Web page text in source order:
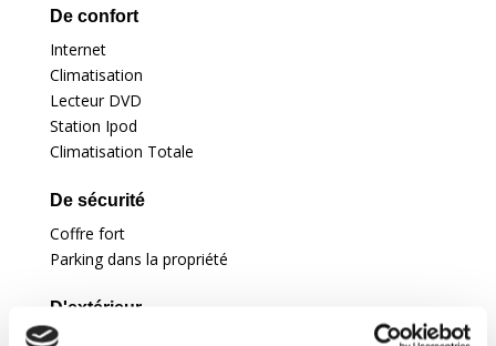
De confort
Internet
Climatisation
Lecteur DVD
Station Ipod
Climatisation Totale
De sécurité
Coffre fort
Parking dans la propriété
D'extérieur
Jardin